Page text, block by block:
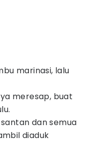
marinasi, lalu
meresap, buat
dan semua
diaduk